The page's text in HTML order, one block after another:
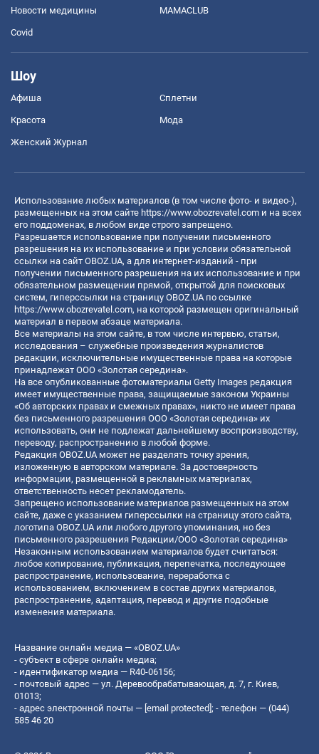
Новости медицины MAMACLUB
Covid
Шоу
Афиша Сплетни
Красота Мода
Женский Журнал
Использование любых материалов (в том числе фото- и видео-),
размещенных на этом сайте https://www.obozrevatel.com и на всех
его поддоменах, в любом виде строго запрещено.
Разрешается использование при получении письменного
разрешения на их использование и при условии обязательной
ссылки на сайт OBOZ.UA, а для интернет-изданий - при
получении письменного разрешения на их использование и при
обязательном размещении прямой, открытой для поисковых
систем, гиперссылки на страницу OBOZ.UA по ссылке
https://www.obozrevatel.com, на которой размещен оригинальный
материал в первом абзаце материала.
Все материалы на этом сайте, в том числе интервью, статьи,
исследования – служебные произведения журналистов
редакции, исключительные имущественные права на которые
принадлежат ООО «Золотая середина».
На все опубликованные фотоматериалы Getty Images редакция
имеет имущественные права, защищаемые законом Украины
«Об авторских правах и смежных правах», никто не имеет права
без письменного разрешения ООО «Золотая середина» их
использовать, они не подлежат дальнейшему воспроизводству,
переводу, распространению в любой форме.
Редакция OBOZ.UA может не разделять точку зрения,
изложенную в авторском материале. За достоверность
информации, размещенной в рекламных материалах,
ответственность несет рекламодатель.
Запрещено использование материалов размещенных на этом
сайте, даже с указанием гиперссылки на страницу этого сайта,
логотипа OBOZ.UA или любого другого упоминания, но без
письменного разрешения Редакции/ООО «Золотая середина»
Незаконным использованием материалов будет считаться:
любое копирование, публикация, перепечатка, последующее
распространение, использование, переработка с
использованием, включением в состав других материалов,
распространение, адаптация, перевод и другие подобные
изменения материала.
Название онлайн медиа — «OBOZ.UA»
- субъект в сфере онлайн медиа;
- идентификатор медиа — R40-06156;
- почтовый адрес — ул. Деревообрабатывающая, д. 7, г. Киев,
01013;
- адрес электронной почты — [email protected]; - телефон — (044)
585 46 20